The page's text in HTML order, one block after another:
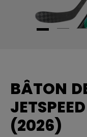
BÂTON
(2026)